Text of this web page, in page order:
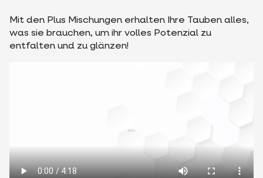
Mit den Plus Mischungen erhalten Ihre Tauben alles,
was sie brauchen, um ihr volles Potenzial zu
entfalten und zu glänzen!